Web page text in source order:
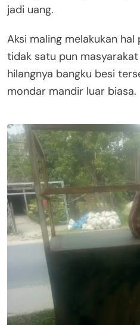
jadi uang.
Aksi maling melakukan
tidak satu pun
hilangnya bangku besi
mondar mandir luar biasa.